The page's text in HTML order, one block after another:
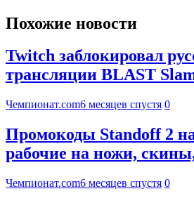
Похожие новости
Twitch заблокировал
трансляции BLAST
Чемпионат.com6 месяцев спустя 0
Промокоды Standoff 2
рабочие на ножи,
Чемпионат.com6 месяцев спустя 0